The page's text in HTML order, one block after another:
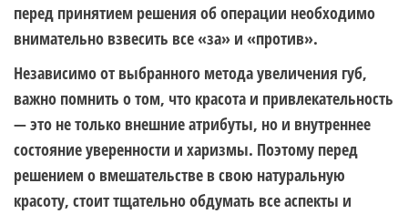
перед принятием решения об операции необходимо
внимательно взвесить все «за» и «против».
Независимо от выбранного метода увеличения губ,
важно помнить о том, что красота и привлекательность
— это не только внешние атрибуты, но и внутреннее
состояние уверенности и харизмы. Поэтому перед
решением о вмешательстве в свою натуральную
красоту, стоит тщательно обдумать все аспекты и